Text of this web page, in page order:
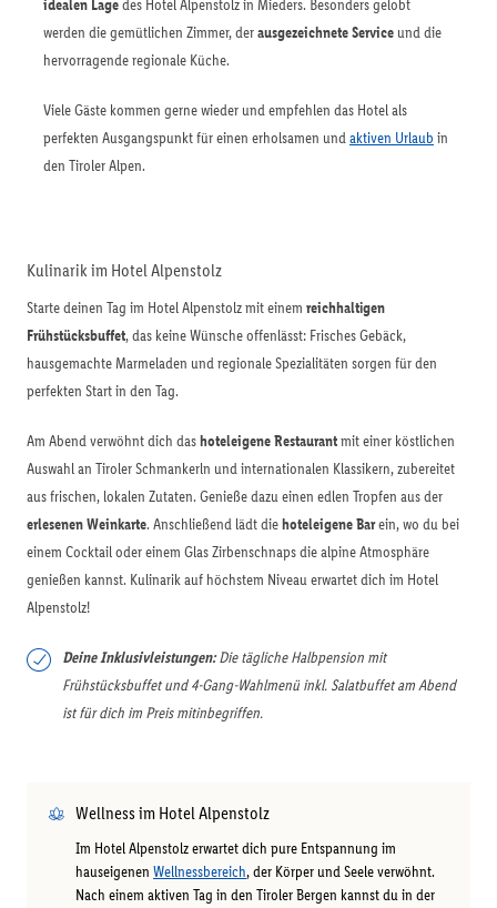
idealen Lagedes Hotel Alpenstolz in Mieders. Besonders gelobt
werden die gemütlichen Zimmer, derausgezeichnete Service und die
hervorragende regionale Küche.
Viele Gäste kommen gerne wieder und empfehlen das Hotel als
perfekten Ausgangspunkt für einen erholsamen undaktiven Urlaub in
den Tiroler Alpen.
Kulinarik im Hotel Alpenstolz
Starte deinen Tag im Hotel Alpenstolz mit einem reichhaltigen
Frühstücksbuffet, das keine Wünsche offenlässt: Frisches Gebäck,
hausgemachte Marmeladen und regionale Spezialitäten sorgen für den
perfekten Start in den Tag.
Am Abend verwöhnt dich dashoteleigene Restaurantmit einer köstlichen
Auswahl an Tiroler Schmankerln und internationalen Klassikern, zubereitet
aus frischen, lokalen Zutaten. Genieße dazu einen edlen Tropfen aus der
erlesenen Weinkarte. Anschließend lädt diehoteleigene Barein, wo du bei
einem Cocktail oder einem Glas Zirbenschnaps die alpine Atmosphäre
genießen kannst. Kulinarik auf höchstem Niveau erwartet dich im Hotel
Alpenstolz!
Deine Inklusivleistungen:Die tägliche Halbpension mit
Frühstücksbuffet und 4-Gang-Wahlmenü inkl. Salatbuffet am Abend
ist für dich im Preis mitinbegriffen.
Wellness im Hotel Alpenstolz
Im Hotel Alpenstolz erwartet dich pure Entspannung im
hauseigenen Wellnessbereich, der Körper und Seele verwöhnt.
Nach einem aktiven Tag in den Tiroler Bergen kannst du in der